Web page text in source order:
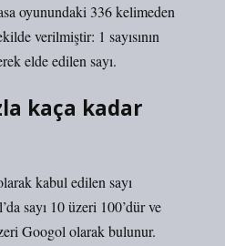
oyunundaki 336 kelimeden
verilmiştir: 1 sayısının
elde edilen sayı.
kaça kadar
kabul edilen sayı
sayı 10 üzeri 100’dür ve
Googol olarak bulunur.